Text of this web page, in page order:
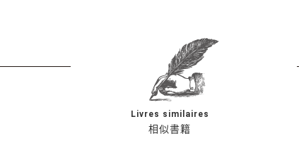
相似書籍
Livres similaires